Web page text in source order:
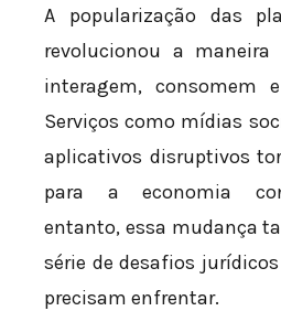
A popularização das
revolucionou a maneira
interagem, consomem
Serviços como mídias
aplicativos disruptivos
para a economia
entanto, essa mudança
série de desafios
precisam enfrentar.